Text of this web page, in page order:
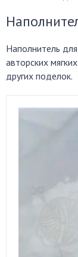
Наполнитель
авторских
других поделок.